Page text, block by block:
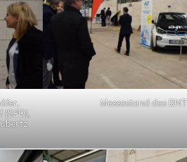
Messestand des BNT